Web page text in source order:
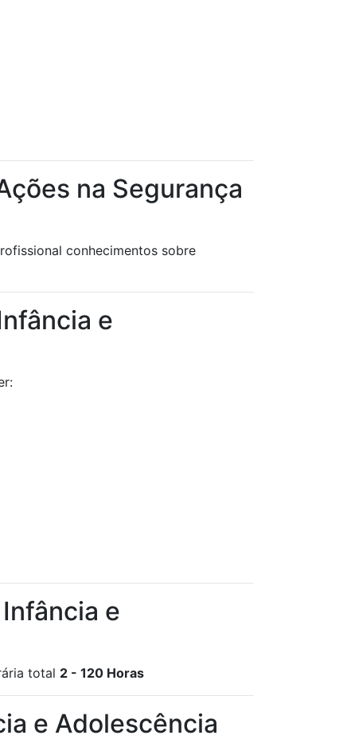
na Segurança
conhecimentos sobre
e
e
total 2 - 120 Horas
e Adolescência